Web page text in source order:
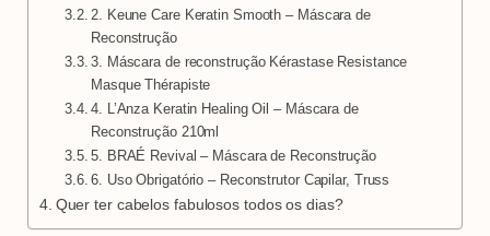
2. Keune Care Keratin Smooth – Máscara de
Reconstrução
3. Máscara de reconstrução Kérastase Resistance
Masque Thérapiste
4. L’Anza Keratin Healing Oil – Máscara de
Reconstrução 210ml
5. BRAÉ Revival – Máscara de Reconstrução
6. Uso Obrigatório – Reconstrutor Capilar, Truss
Quer ter cabelos fabulosos todos os dias?